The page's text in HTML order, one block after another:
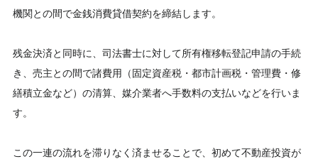
機関との間で金銭消費貸借契約を締結します。
残金決済と同時に、司法書士に対して所有権移転登記申請の手続
き、売主との間で諸費用（固定資産税・都市計画税・管理費・修
繕積立金など）の清算、媒介業者へ手数料の支払いなどを行いま
す。
この一連の流れを滞りなく済ませることで、初めて不動産投資が